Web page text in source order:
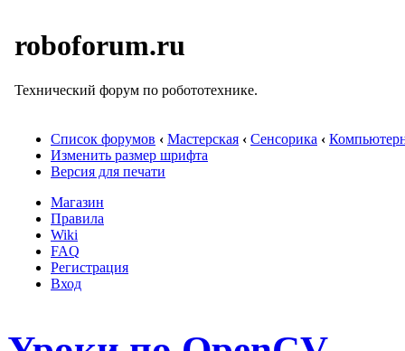
roboforum.ru
Технический форум по робототехнике.
Список форумов ‹ Мастерская ‹ Сенсорика ‹
Изменить размер шрифта
Версия для печати
Магазин
Правила
Wiki
FAQ
Регистрация
Вход